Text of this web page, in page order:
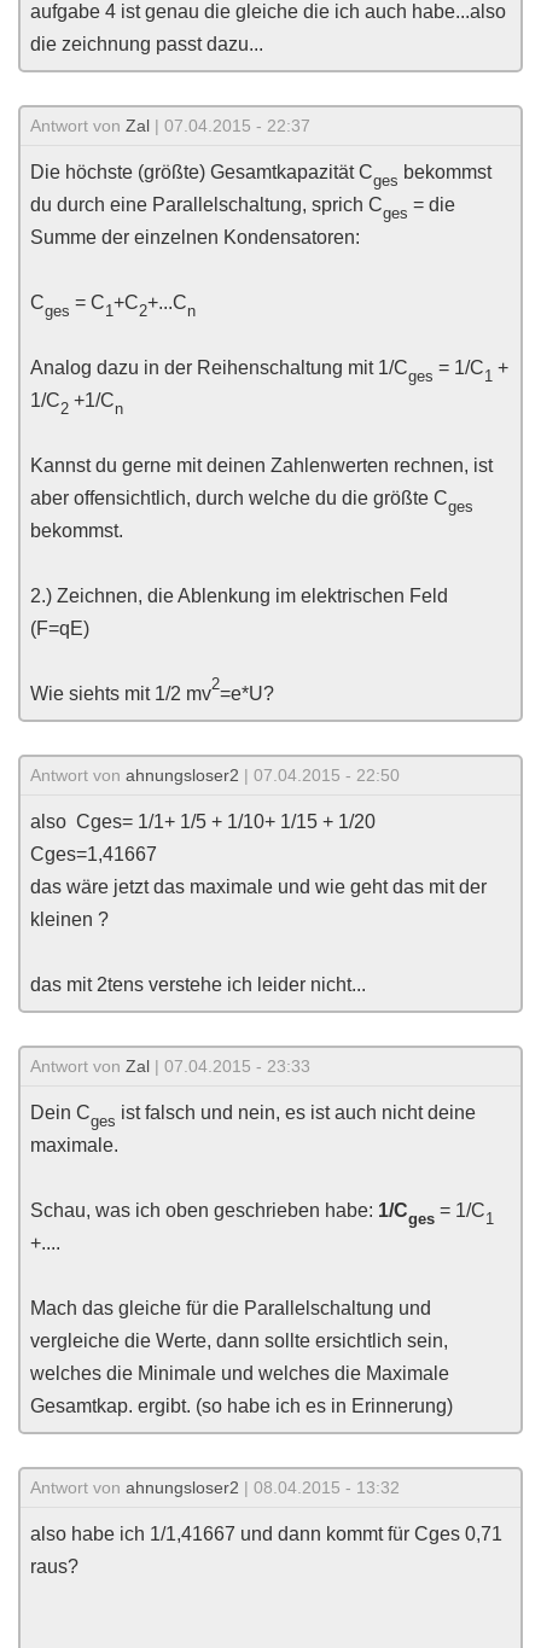
aufgabe 4 ist genau die gleiche die ich auch habe...also
die zeichnung passt dazu...
Antwort von Zal | 07.04.2015 - 22:37
Die höchste (größte) Gesamtkapazität Cges bekommst
du durch eine Parallelschaltung, sprich Cges = die
Summe der einzelnen Kondensatoren:
Cges = C1+C2+...Cn
Analog dazu in der Reihenschaltung mit 1/Cges = 1/C1 +
1/C2 +1/Cn
Kannst du gerne mit deinen Zahlenwerten rechnen, ist
aber offensichtlich, durch welche du die größte Cges
bekommst.
2.) Zeichnen, die Ablenkung im elektrischen Feld
(F=qE)
Wie siehts mit 1/2 mv2=e*U?
Antwort von ahnungsloser2 | 07.04.2015 - 22:50
also Cges= 1/1+ 1/5 + 1/10+ 1/15 + 1/20
Cges=1,41667
das wäre jetzt das maximale und wie geht das mit der
kleinen ?
das mit 2tens verstehe ich leider nicht...
Antwort von Zal | 07.04.2015 - 23:33
Dein Cges ist falsch und nein, es ist auch nicht deine
maximale.
Schau, was ich oben geschrieben habe: 1/Cges = 1/C1
+....
Mach das gleiche für die Parallelschaltung und
vergleiche die Werte, dann sollte ersichtlich sein,
welches die Minimale und welches die Maximale
Gesamtkap. ergibt. (so habe ich es in Erinnerung)
Antwort von ahnungsloser2 | 08.04.2015 - 13:32
also habe ich 1/1,41667 und dann kommt für Cges 0,71
raus?